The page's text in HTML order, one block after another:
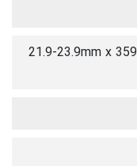
21.9-23.9mm x